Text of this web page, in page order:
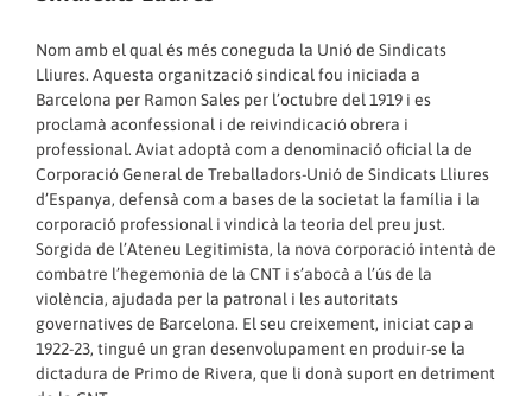
Nom amb el qual és més coneguda la Unió de Sindicats
Lliures. Aquesta organització sindical fou iniciada a
Barcelona per Ramon Sales per l’octubre del 1919 i es
proclamà aconfessional i de reivindicació obrera i
professional. Aviat adoptà com a denominació oficial la de
Corporació General de Treballadors-Unió de Sindicats Lliures
d’Espanya, defensà com a bases de la societat la família i la
corporació professional i vindicà la teoria del preu just.
Sorgida de l’Ateneu Legitimista, la nova corporació intentà de
combatre l’hegemonia de la CNT i s’abocà a l’ús de la
violència, ajudada per la patronal i les autoritats
governatives de Barcelona. El seu creixement, iniciat cap a
1922-23, tingué un gran desenvolupament en produir-se la
dictadura de Primo de Rivera, que li donà suport en detriment